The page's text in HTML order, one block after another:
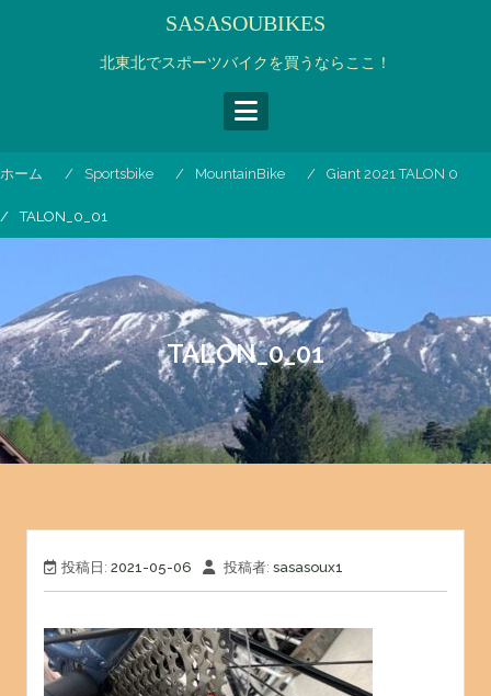
キ
プ
SASASOUBIKES
北東北でスポーツバイクを買うならここ！
ホーム Sportsbike MountainBike Giant 2021 TALON 0
TALON_0_01
TALON_0_01
投稿日: 2021-05-06 投稿者: sasasoux1